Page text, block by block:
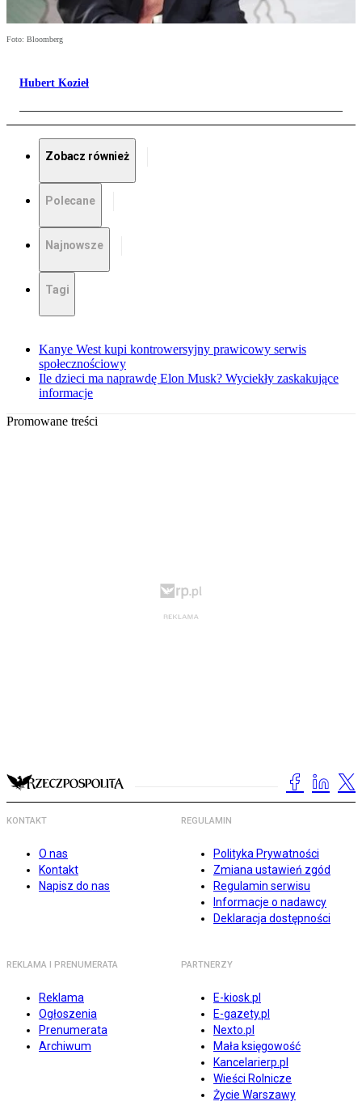
Foto: Bloomberg
Hubert Kozieł
Zobacz również
Polecane
Najnowsze
Tagi
Kanye West kupi kontrowersyjny prawicowy serwis
społecznościowy
Ile dzieci ma naprawdę Elon Musk? Wyciekły zaskakujące
informacje
Promowane treści
KONTAKT
O nas
Kontakt
Napisz do nas
REGULAMIN
Polityka Prywatności
Zmiana ustawień zgód
Regulamin serwisu
Informacje o nadawcy
Deklaracja dostępności
REKLAMA I PRENUMERATA
Reklama
Ogłoszenia
Prenumerata
Archiwum
PARTNERZY
E-kiosk.pl
E-gazety.pl
Nexto.pl
Mała księgowość
Kancelarierp.pl
Wieści Rolnicze
Życie Warszawy